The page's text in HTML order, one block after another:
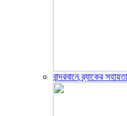
বান্দরবানে ব্র্যাকের